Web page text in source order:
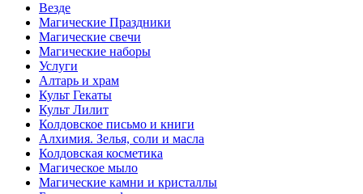
Везде
Магические Праздники
Магические свечи
Магические наборы
Услуги
Алтарь и храм
Культ Гекаты
Культ Лилит
Колдовское письмо и книги
Алхимия. Зелья, соли и масла
Колдовская косметика
Магическое мыло
Магические камни и кристаллы